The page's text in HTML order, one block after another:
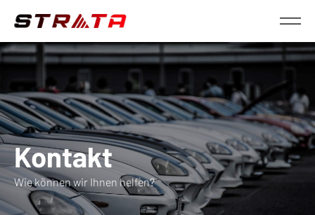
Kontakt
Wie können wir Ihnen helfen?